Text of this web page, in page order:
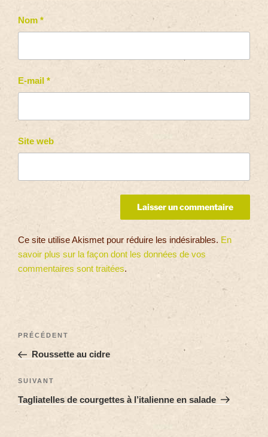
Nom *
E-mail *
Site web
Ce site utilise Akismet pour réduire les indésirables. En
savoir plus sur la façon dont les données de vos
commentaires sont traitées.
PRÉCÉDENT
Roussette au cidre
SUIVANT
Tagliatelles de courgettes à l’italienne en salade